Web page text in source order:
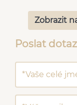
Zobrazit
Poslat